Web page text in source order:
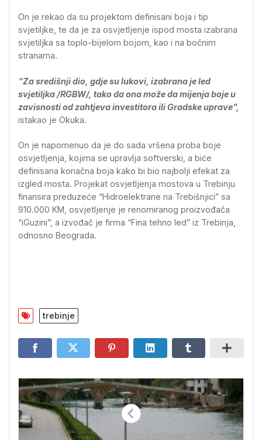
On je rekao da su projektom definisani boja i tip
svjetiljke, te da je za osvjetljenje ispod mosta izabrana
svjetiljka sa toplo-bijelom bojom, kao i na bočnim
stranama.
“Za središnji dio, gdje su lukovi, izabrana je led
svjetiljka /RGBW/, tako da ona može da mijenja boje u
zavisnosti od zahtjeva investitora ili Gradske uprave”,
istakao je Okuka.
On je napomenuo da je do sada vršena proba boje
osvjetljenja, kojima se upravlja softverski, a biće
definisana konačna boja kako bi bio najbolji efekat za
izgled mosta. Projekat osvjetljenja mostova u Trebinju
finansira preduzeće “Hidroelektrane na Trebišnjici” sa
910.000 KM, osvjetljenje je renomiranog proizvođača
“iGuzini”, a izvođač je firma “Fina tehno led” iz Trebinja,
odnosno Beograda.
trebinje